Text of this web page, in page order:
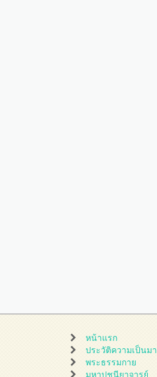
หน้าแรก
ประวัติความเป็นมา
พระธรรมกาย
มหาปูชนียาจารย์